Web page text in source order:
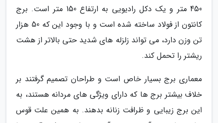
450 متر و یک دکل رادیویی به ارتفاع 150 متر است. برج
کانتون از فولاد ساخته شده است و با وجود این که 50 هزار
تن وزن دارد، می تواند زلزله های شدید حتی بالاتر از هشت
ریشتر را تحمل کند.
معماری برج بسیار خاص است و طراحان تصمیم گرفتند بر
خلاف بیشتر برج ها که دارای ویژگی های مردانه هستند، به
این برج زیبایی و ظرافت زنانه بدهند. به همین علت قوس